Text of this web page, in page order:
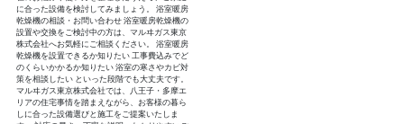
に合った設備を検討してみましょう。 浴室暖房
乾燥機の相談・お問い合わせ 浴室暖房乾燥機の
設置や交換をご検討中の方は、マルヰガス東京
株式会社へお気軽にご相談ください。 浴室暖房
乾燥機を設置できるか知りたい 工事費込みでど
のくらいかかるか知りたい 浴室の寒さやカビ対
策を相談したい といった段階でも大丈夫です。
マルヰガス東京株式会社では、八王子・多摩エ
リアの住宅事情を踏まえながら、お客様の暮ら
しに合った設備選びと施工をご提案いたしま